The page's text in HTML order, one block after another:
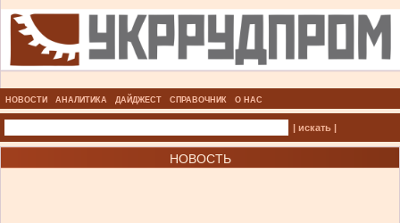
НОВОСТИ АНАЛИТИКА ДАЙДЖЕСТ СПРАВОЧНИК О НАС
| искать |
НОВОСТЬ